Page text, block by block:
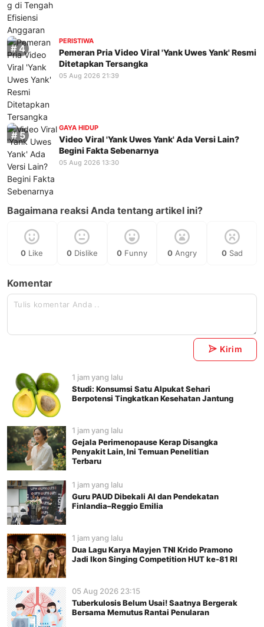
PERISTIWA
Pemeran Pria Video Viral 'Yank Uwes Yank' Resmi
Ditetapkan Tersangka
05 Aug 2026 21:39
GAYA HIDUP
Video Viral 'Yank Uwes Yank' Ada Versi Lain?
Begini Fakta Sebenarnya
05 Aug 2026 13:30
Bagaimana reaksi Anda tentang artikel ini?
0 Like 0 Dislike 0 Funny 0 Angry 0 Sad
Komentar
Kirim
1 jam yang lalu
Studi: Konsumsi Satu Alpukat Sehari
Berpotensi Tingkatkan Kesehatan Jantung
1 jam yang lalu
Gejala Perimenopause Kerap Disangka
Penyakit Lain, Ini Temuan Penelitian
Terbaru
1 jam yang lalu
Guru PAUD Dibekali AI dan Pendekatan
Finlandia–Reggio Emilia
1 jam yang lalu
Dua Lagu Karya Mayjen TNI Krido Pramono
Jadi Ikon Singing Competition HUT ke-81 RI
05 Aug 2026 23:15
Tuberkulosis Belum Usai! Saatnya Bergerak
Bersama Memutus Rantai Penularan